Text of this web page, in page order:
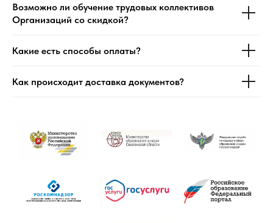
Возможно ли обучение трудовых коллективов
Организаций со скидкой?
Какие есть способы оплаты?
Как происходит доставка документов?